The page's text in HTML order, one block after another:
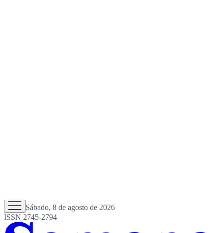
Sábado, 8 de agosto de 2026
ISSN 2745-2794